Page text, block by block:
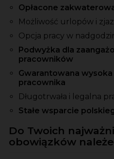
Opłacone
Możliwość urlopów i
Opcja pracy w
Podwyżka dla
pracowników
Gwarantowana
pracownika
Długotrwała i legalna
Stałe wsparcie
Do Twoich
obowiązków